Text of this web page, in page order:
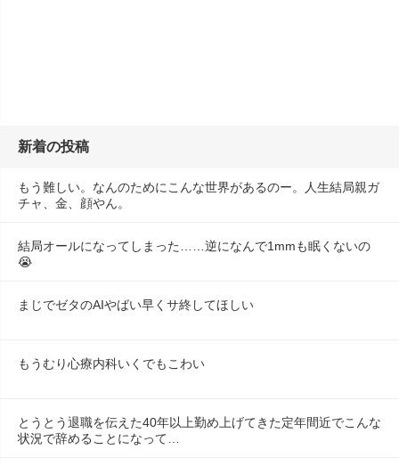
新着の投稿
もう難しい。なんのためにこんな世界があるのー。人生結局親ガ
チャ、金、顔やん。
結局オールになってしまった……逆になんで1mmも眠くないの
😭
まじでゼタのAIやばい早くサ終してほしい
もうむり心療内科いくでもこわい
とうとう退職を伝えた40年以上勤め上げてきた定年間近でこんな
状況で辞めることになって…